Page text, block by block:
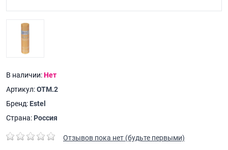
В наличии:Нет
Артикул:ОТМ.2
Бренд: Estel
Страна: Россия
Отзывов пока нет (будьте первыми)